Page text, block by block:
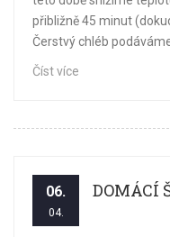
přibližně 45 minut
Čerstvý chléb podáváme
Číst více
06.
04.
DOMÁCÍ